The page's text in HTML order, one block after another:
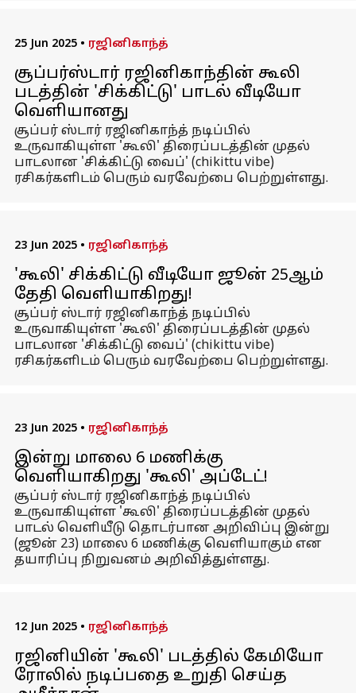
25 Jun 2025 • ரஜினிகாந்த்
சூப்பர்ஸ்டார் ரஜினிகாந்தின் கூலி
படத்தின் 'சிக்கிட்டு' பாடல் வீடியோ
வெளியானது
சூப்பர் ஸ்டார் ரஜினிகாந்த் நடிப்பில்
உருவாகியுள்ள 'கூலி' திரைப்படத்தின் முதல்
பாடலான 'சிக்கிட்டு வைப்' (chikittu vibe)
ரசிகர்களிடம் பெரும் வரவேற்பை பெற்றுள்ளது.
23 Jun 2025 • ரஜினிகாந்த்
'கூலி' சிக்கிட்டு வீடியோ ஜூன் 25ஆம்
தேதி வெளியாகிறது!
சூப்பர் ஸ்டார் ரஜினிகாந்த் நடிப்பில்
உருவாகியுள்ள 'கூலி' திரைப்படத்தின் முதல்
பாடலான 'சிக்கிட்டு வைப்' (chikittu vibe)
ரசிகர்களிடம் பெரும் வரவேற்பை பெற்றுள்ளது.
23 Jun 2025 • ரஜினிகாந்த்
இன்று மாலை 6 மணிக்கு
வெளியாகிறது 'கூலி' அப்டேட்!
சூப்பர் ஸ்டார் ரஜினிகாந்த் நடிப்பில்
உருவாகியுள்ள 'கூலி' திரைப்படத்தின் முதல்
பாடல் வெளியீடு தொடர்பான அறிவிப்பு இன்று
(ஜூன் 23) மாலை 6 மணிக்கு வெளியாகும் என
தயாரிப்பு நிறுவனம் அறிவித்துள்ளது.
12 Jun 2025 • ரஜினிகாந்த்
ரஜினியின் 'கூலி' படத்தில் கேமியோ
ரோலில் நடிப்பதை உறுதி செய்த